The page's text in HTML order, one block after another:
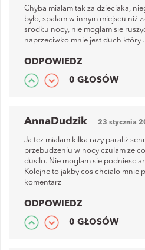
Chyba mialam tak za dzieciaka,
było, spalam w innym miejscu niż
srodku nocy, nie moglam sie
naprzeciwko mnie jest duch który
ODPOWIEDZ
0 GŁOSÓW
AnnaDudzik 23 stycznia
Ja tez mialam kilka razy paraliż
przebudzeniu w nocy czulam ze
dusilo. Nie moglam sie podniesc
Kolejne to jakby cos chcialo mnie
komentarz
ODPOWIEDZ
0 GŁOSÓW